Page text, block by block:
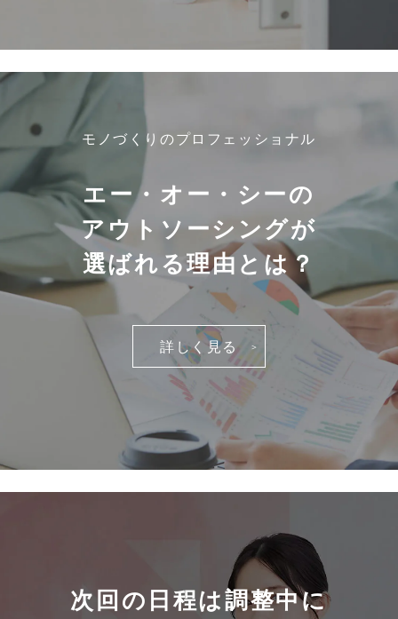
モノづくりのプロフェッショナル
エー・オー・シーの
アウトソーシングが
選ばれる理由とは？
詳しく見る
次回の日程は調整中に